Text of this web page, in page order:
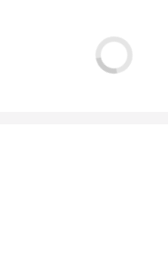
visita del
el Foro y el